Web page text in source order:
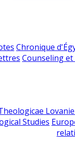
Chronique
Counseling
Studies